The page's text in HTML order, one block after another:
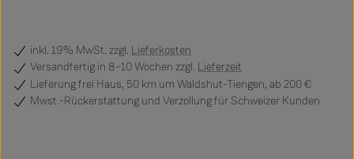
inkl. 19% MwSt. zzgl. Lieferkosten
Versandfertig in 8–10 Wochen zzgl. Lieferzeit
Lieferung frei Haus, 50 km um Waldshut-Tiengen, ab 200 €
Mwst.-Rückerstattung und Verzollung für Schweizer Kunden